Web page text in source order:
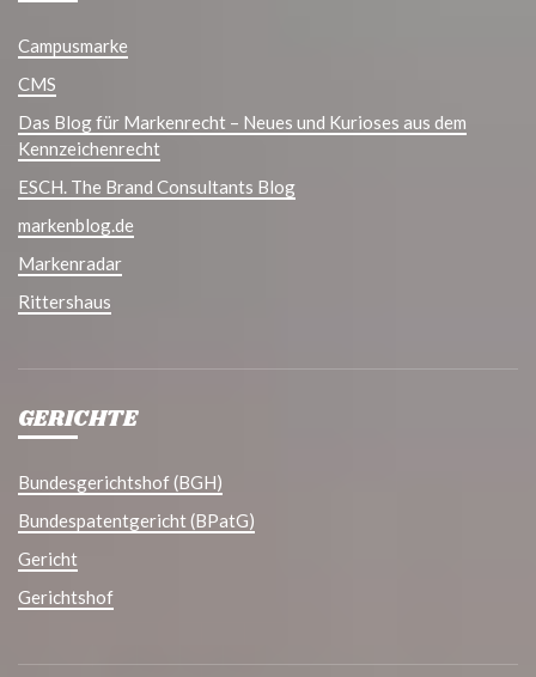
Campusmarke
CMS
Das Blog für Markenrecht – Neues und Kurioses aus dem
Kennzeichenrecht
ESCH. The Brand Consultants Blog
markenblog.de
Markenradar
Rittershaus
GERICHTE
Bundesgerichtshof (BGH)
Bundespatentgericht (BPatG)
Gericht
Gerichtshof